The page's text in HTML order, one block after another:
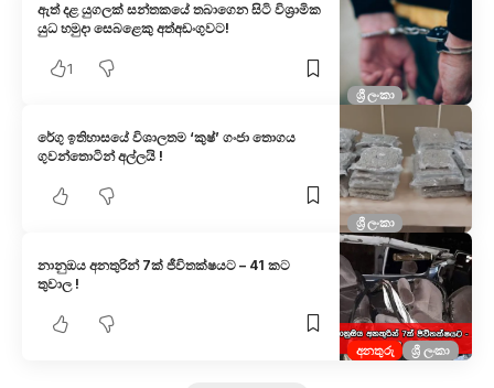
ශ්‍රී ලංකා
ඇත් දළ යුගලක් සන්තකයේ තබාගෙන සිටි විශ්‍රාමික
යුධ හමුදා සෙබළෙකු අත්අඩංගුවට!
1
ශ්‍රී ලංකා
රේගු ඉතිහාසයේ විශාලතම ‘කුෂ්’ ගංජා තොගය
ගුවන්තොටින් අල්ලයි !
අනතුරු ශ්‍රී ලංකා
නානුඔය අනතුරින් 7ක් ජීවිතක්ෂයට – 41 කට
තුවාල !